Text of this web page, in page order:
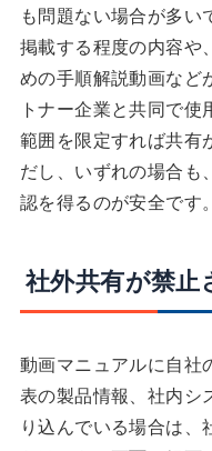
も問題ない場合が多
掲載する程度の内容や
めの手順解説動画など
トナー企業と共同で
範囲を限定すれば共有
だし、いずれの場合も
認を得るのが安全です。
社外共有が禁止
動画マニュアルに自社
表の製品情報、社内シ
り込んでいる場合は